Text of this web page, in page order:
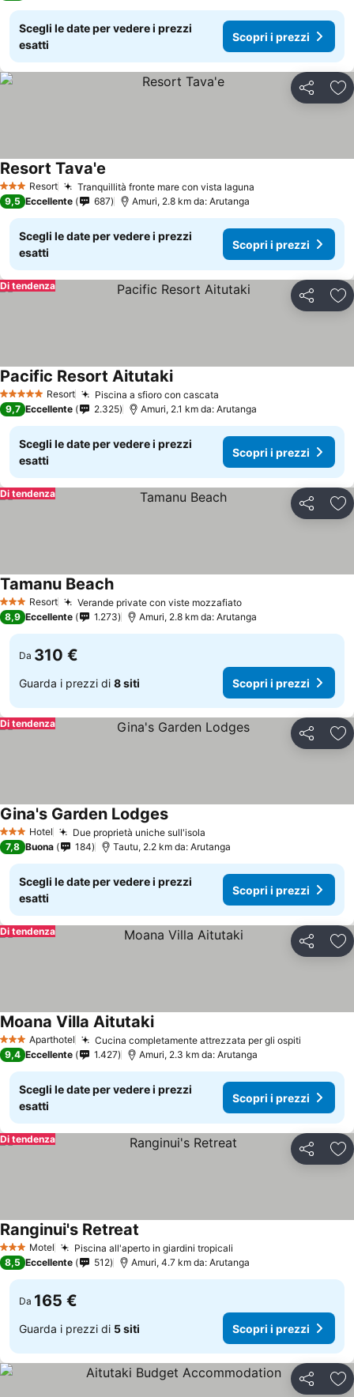
Scegli le date per vedere i prezzi
esatti
Scopri i prezzi
Condividi
3 StelleResort Tranquillità fronte mare con vista laguna
Resort Tava'e
9,5 Eccellente 687 Amuri, 2.8 km da: Arutanga
Scegli le date per vedere i prezzi
esatti
Scopri i prezzi
Condividi
Di tendenza
5 Stelle Resort Piscina a sfioro con cascata
Pacific Resort Aitutaki
9,7 Eccellente 2.325 Amuri, 2.1 km da: Arutanga
Scegli le date per vedere i prezzi
esatti
Scopri i prezzi
Condividi
Di tendenza
3 StelleResort Verande private con viste mozzafiato
Tamanu Beach
8,9 Eccellente 1.273 Amuri, 2.8 km da: Arutanga
Da 310 €
Guarda i prezzi di 8 siti Scopri i prezzi
Condividi
Di tendenza
3 StelleHotel Due proprietà uniche sull'isola
Gina's Garden Lodges
7,8 Buona 184 Tautu, 2.2 km da: Arutanga
Scegli le date per vedere i prezzi
esatti
Scopri i prezzi
Condividi
Di tendenza
3 StelleAparthotel Cucina completamente attrezzata per gli ospiti
Moana Villa Aitutaki
9,4 Eccellente 1.427 Amuri, 2.3 km da: Arutanga
Scegli le date per vedere i prezzi
esatti
Scopri i prezzi
Condividi
Di tendenza
3 StelleMotel Piscina all'aperto in giardini tropicali
Ranginui's Retreat
8,5 Eccellente 512 Amuri, 4.7 km da: Arutanga
Da 165 €
Guarda i prezzi di 5 siti Scopri i prezzi
Condividi